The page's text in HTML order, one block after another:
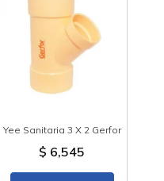
Yee Sanitaria 3 X 2 Gerfor
$ 6,545